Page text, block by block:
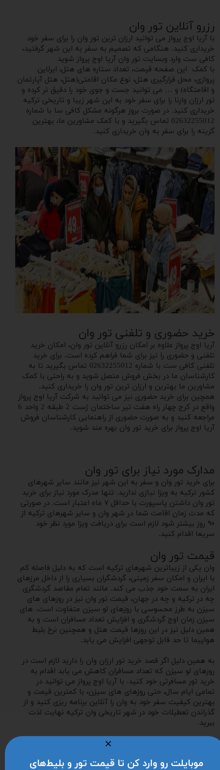
رزرو آنلاین تور وان
با آریا اوج پرواز می توانید ارزان ترین تور وان را برای سفر‌ خود
خریداری کنید. هنگامی که تصمیم به سفر به این شهر گرفتید،
کافی ست وارد وبسایت تور وان آریا اوج پرواز شوید
با کمک این صفحه قیمت، تعداد ستاره های هتل، ایرلاین
پروازی، محل قرارگیری هتل، نوع مکان اقامتی(هتل، هتل آپارتمان
و اقامتگاه) و … می توانید جست و‌ جوی خود را دقیق تر کرده و
تور ارزان وارنا را برای سفر خود به این شهر زیبا و تاریخی ترکیه
خریداری کنید. در صورت بروز هرگونه مشکل کافی سا با شماره
02632255012 تماس بگیرید و با کمک مشاورین ما، بهترین
گزینه را برای سفر به وان خریداری کنید.
خرید حضوری و تلفنی تور وان
آریا اوج پرواز علاوه بر امکان رزرو آنلاین تور وان، امکان خرید
تلفنی و حضوری را نیز برای شما فراهم کرده است. برای خرید
تلفنی کافی ست با شماره 02632255012 تماس بگیرید تا به
کارشناسان ما در بخش فروش متصل شوید و‌ به راحتی با کمک
مشاورین ما بهترین و‌ ارزان ترین تور وان را خریداری کنید.
همچین برای خرید حضوری نیز می‌ توانید به شرکت آریا اوج پرواز
واقع در کرج چهار راه هفت تیر ساختمان ژست 2 طبقه 2 واحد 6
مراجعه کنید و به صورت حضوری از راهنمایی کارشناسان فروش
آریا اوج پرواز برای خرید تور‌‌ وان بهره مند شوید.
مدارک مورد نیاز برای تور‌ وان
برای خرید تور وان و سفر به این شهر نیز مانند سایر شهرهای
کشور‌ ترکیه به ویزا نیازی ندارید. تنها مدرک مورد نیاز برای خرید
تور وان داشتن پاسپورت با حداقل ۷ ماه اعتبار است. در صورتی
که مدت زمان اقامت شما در شهر وان و سایر شهرهای ترکیه از
۹۰ روز بیشتر شود لازم است برای دریافت ویزا مورد نظر خود
سریعا اقدام کنید.
قیمت تور وان
وان یکی از زیباترین شهرهای ترکیه است که به دلیل فاصله کم
با ایران و‌ امکان سفر زمینی، گردشگران بسیاری را از داخل مرزهای
ایران به سمت خود جذب می کند. مانند تمام مقاصد گردشگری
چه در ترکیه و‌ چه در جهان، قیمت تور‌ وان نیز در روزهای های
سیزن به طرز محسوسی با روزهای لو سیزن متفاوت است. های
سیزن زمان اوج گردشگری و افزایش تعداد مسافران است و به
همین دلیل نیز در این روزها قیمت هتل و همچنین نرخ بلیط
هواپیما تا حد قابل توجهی افزایش می یابد.
به همین دلیل اگر قصد خرید تور ارزان وان را دارید لازم است در
روزهای لو سیزن که تعداد مسافران کاهش می یابد اقدام به
خرید تور مسافرتی خود کنید. با آریا اوج پرواز می توانید در
تمامی ایام سال، حتی روزهای های سیزن، با کمترین قیمت و
بهترین کیفیت سفر خود به وان را آنلاین برنامه ریزی کنید و از
گذراندن تعطیلات خود در شهر تاریخی وان ترکیه نهایت لذت
ببرید.
موبایلت رو وارد کن تا قیمت تور و بلیط‌های